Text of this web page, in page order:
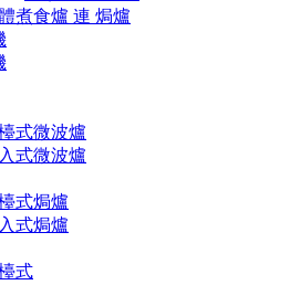
煮食爐 連 焗爐
式微波爐
式微波爐
式焗爐
式焗爐
式